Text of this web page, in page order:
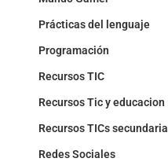
Prácticas del lenguaje
Programación
Recursos TIC
Recursos Tic y educacion
Recursos TICs secundaria
Redes Sociales